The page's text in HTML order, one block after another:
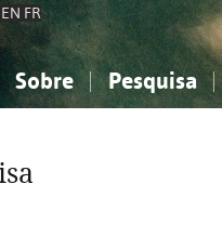
EN FR
Sobre Pesquisa
Ciências sociais...
Ciências sociais...